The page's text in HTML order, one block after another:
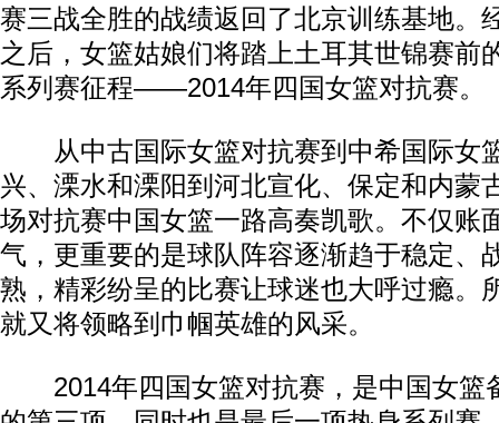
赛三战全胜的战绩返回了北京训练基地。
之后，女篮姑娘们将踏上土耳其世锦赛前
系列赛征程——2014年四国女篮对抗赛。
从中古国际女篮对抗赛到中希国际女
兴、溧水和溧阳到河北宣化、保定和内蒙
场对抗赛中国女篮一路高奏凯歌。不仅账
气，更重要的是球队阵容逐渐趋于稳定、
熟，精彩纷呈的比赛让球迷也大呼过瘾。
就又将领略到巾帼英雄的风采。
2014年四国女篮对抗赛，是中国女篮